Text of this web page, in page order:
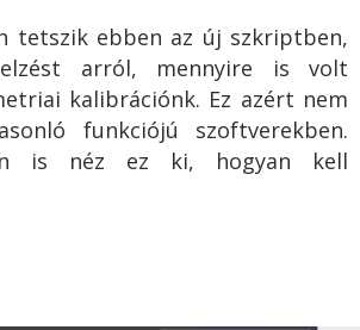
tetszik ebben az új szkriptben,
arról, mennyire is volt
kalibrációnk. Ez azért nem
funkciójú szoftverekben.
is néz ez ki, hogyan kell